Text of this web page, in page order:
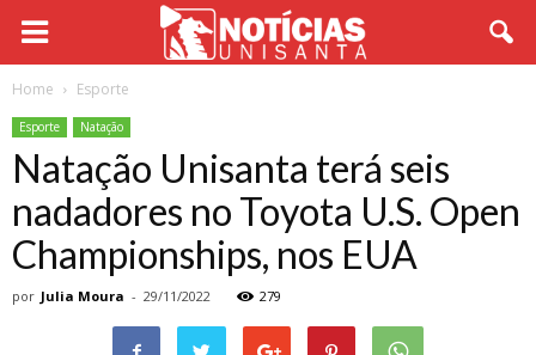
Home Esporte
Esporte Natação
Natação Unisanta terá seis
nadadores no Toyota U.S. Open
Championships, nos EUA
por Julia Moura - 29/11/2022 279